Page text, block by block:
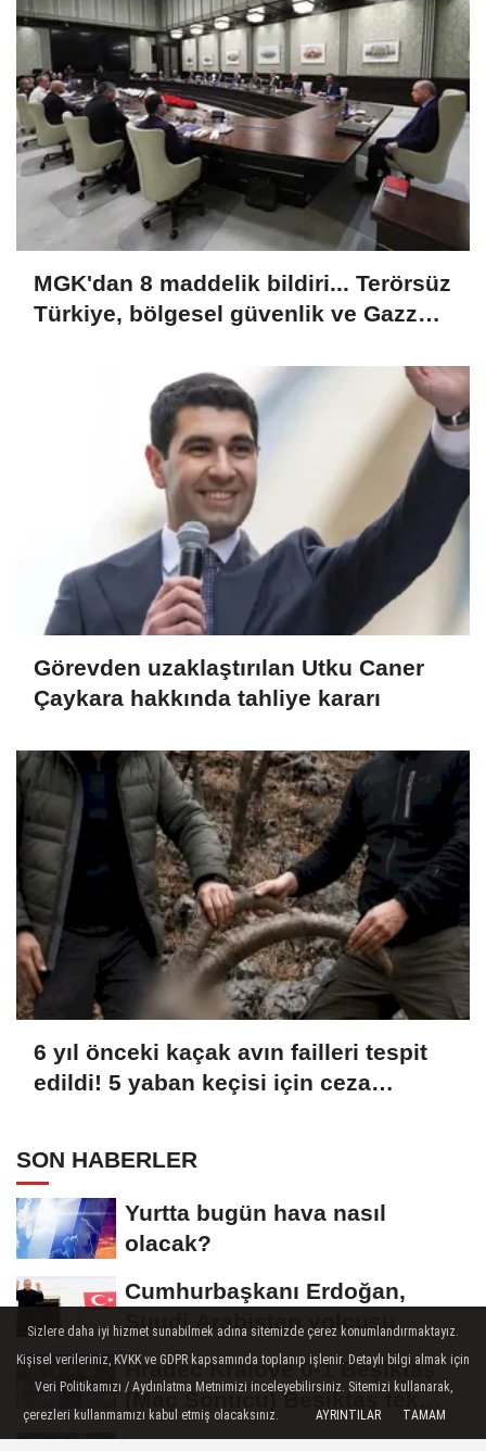
MGK'dan 8 maddelik bildiri... Terörsüz
Türkiye, bölgesel güvenlik ve Gazze
Görevden uzaklaştırılan Utku Caner
Çaykara hakkında tahliye kararı
6 yıl önceki kaçak avın failleri tespit
edildi! 5 yaban keçisi için ceza
SON HABERLER
Yurtta bugün hava nasıl
olacak?
Cumhurbaşkanı Erdoğan,
Suudi Arabistan yolcusu
Hradec Kralove 0-1 Beşiktaş
(Maç Sonucu) Beşiktaş tek
golle avantajı...
Sizlere daha iyi hizmet sunabilmek adına sitemizde çerez konumlandırmaktayız.
Kişisel verileriniz, KVKK ve GDPR kapsamında toplanıp işlenir. Detaylı bilgi almak için
Veri Politikamızı / Aydınlatma Metnimizi inceleyebilirsiniz. Sitemizi kullanarak,
çerezleri kullanmamızı kabul etmiş olacaksınız.
AYRINTILAR TAMAM